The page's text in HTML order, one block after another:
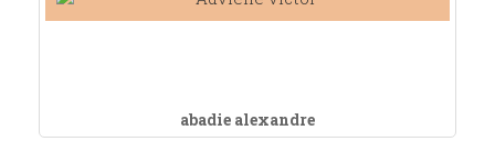
abadie alexandre